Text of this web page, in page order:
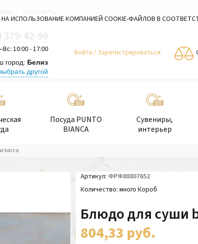
10:00 - 17:00
город: Белиз
другой
Войти / Зарегистрироваться
Посуда PUNTO
BIANCA
Сувениры,
интерьер
barca
Артикул ФРФ88807652
Количество много Короб
Блюдо для суши
804,33 руб.
ИСПОЛЬЗОВАНИЕ КОМПАНИЕЙ COOKIE-ФАЙЛОВ В